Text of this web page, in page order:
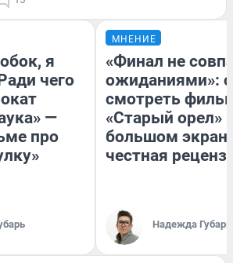
я
чего
—
про
МНЕНИЕ
«Финал не
ожиданиями»:
смотреть
«Старый орел»
большом
честная
Надежда Губарь